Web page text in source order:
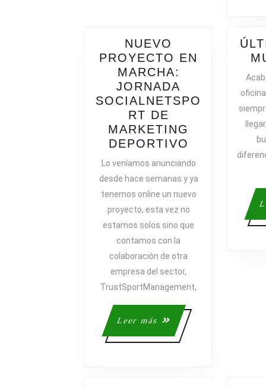
NUEVO
PROYECTO EN
MARCHA:
JORNADA
SOCIALNETSPO
RT DE
MARKETING
DEPORTIVO
PROYECTO
MARCHA:
JORNADA
DE
Lo veníamos anunciando
desde hace semanas y ya
tenemos online un nuevo
proyecto, esta vez no
estamos solos sino que
contamos con la
colaboración de otra
empresa del sector,
TrustSportManagement,
Leer más
Leer
más